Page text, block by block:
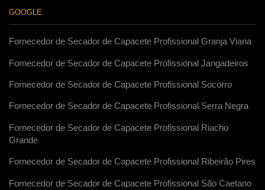
GOOGLE
Fornecedor de Secador de Capacete Profissional Granja Viana
Fornecedor de Secador de Capacete Profissional Jangadeiros
Fornecedor de Secador de Capacete Profissional Socorro
Fornecedor de Secador de Capacete Profissional Serra Negra
Fornecedor de Secador de Capacete Profissional Riacho
Grande
Fornecedor de Secador de Capacete Profissional Ribeirão Pires
Fornecedor de Secador de Capacete Profissional São Caetano